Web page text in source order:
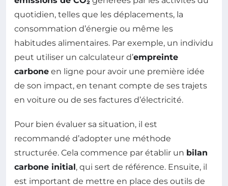
quotidien, telles que les déplacements, la
consommation d’énergie ou même les
habitudes alimentaires. Par exemple, un individu
peut utiliser un calculateur d’empreinte
carbone en ligne pour avoir une première idée
de son impact, en tenant compte de ses trajets
en voiture ou de ses factures d’électricité.
Pour bien évaluer sa situation, il est
recommandé d’adopter une méthode
structurée. Cela commence par établir un bilan
carbone initial, qui sert de référence. Ensuite, il
est important de mettre en place des outils de